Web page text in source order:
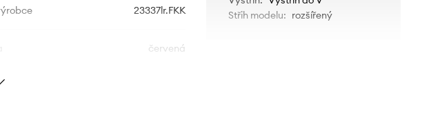
23337lr.FKK
červená
Střih modelu: rozšířený